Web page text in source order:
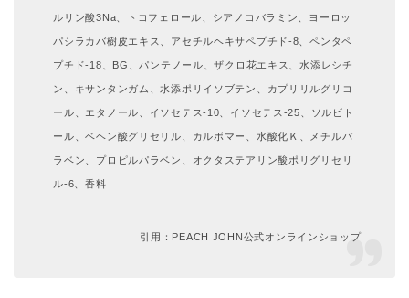
ルリン酸3Na、トコフェロール、シアノコバラミン、ヨーロッ
パシラカバ樹皮エキス、アセチルヘキサペプチド-8、ペンタペ
プチド-18、BG、パンテノール、ザクロ花エキス、水添レシチ
ン、キサンタンガム、水添ポリイソブテン、カプリリルグリコ
ール、エタノール、イソセテス-10、イソセテス-25、ソルビト
ール、ベヘン酸グリセリル、カルボマー、水酸化Ｋ、メチルパ
ラベン、プロピルパラベン、オクタステアリン酸ポリグリセリ
ル-6、香料
引用：PEACH JOHN公式オンラインショップ